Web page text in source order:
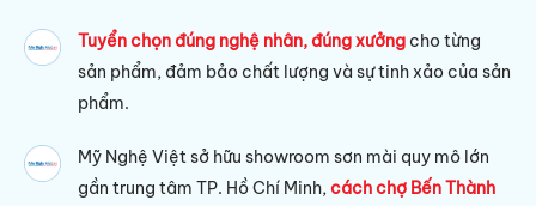
Tuyển chọn đúng nghệ nhân, đúng xưởng cho từng
sản phẩm, đảm bảo chất lượng và sự tinh xảo của sản
phẩm.
Mỹ Nghệ Việt sở hữu showroom sơn mài quy mô lớn
gần trung tâm TP. Hồ Chí Minh,cách chợ Bến Thành